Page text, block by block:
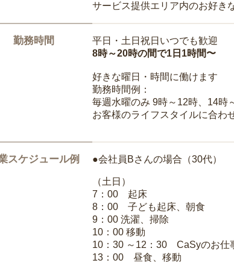
サービス提供エリア内のお好き
勤務時間
平日・土日祝日いつでも歓迎
8時～20時の間で1日1時間〜
好きな曜日・時間に働けます
勤務時間例：
毎週水曜のみ 9時～12時、14時
お客様のライフスタイルに合わ
スケジュール例 ●会社員Bさんの場合（30代）
（土日）
7：00 起床
8：00 子ども起床、朝食
9：00 洗濯、掃除
10：00 移動
10：30 ～12：30 CaSyのお仕
13：00 昼食、移動